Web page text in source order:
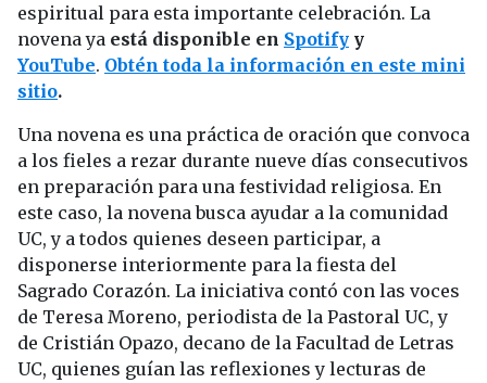
espiritual para esta importante celebración. La
novena ya está disponible en Spotify y
YouTube. Obtén toda la información en este mini
sitio.
Una novena es una práctica de oración que convoca
a los fieles a rezar durante nueve días consecutivos
en preparación para una festividad religiosa. En
este caso, la novena busca ayudar a la comunidad
UC, y a todos quienes deseen participar, a
disponerse interiormente para la fiesta del
Sagrado Corazón. La iniciativa contó con las voces
de Teresa Moreno, periodista de la Pastoral UC, y
de Cristián Opazo, decano de la Facultad de Letras
UC, quienes guían las reflexiones y lecturas de